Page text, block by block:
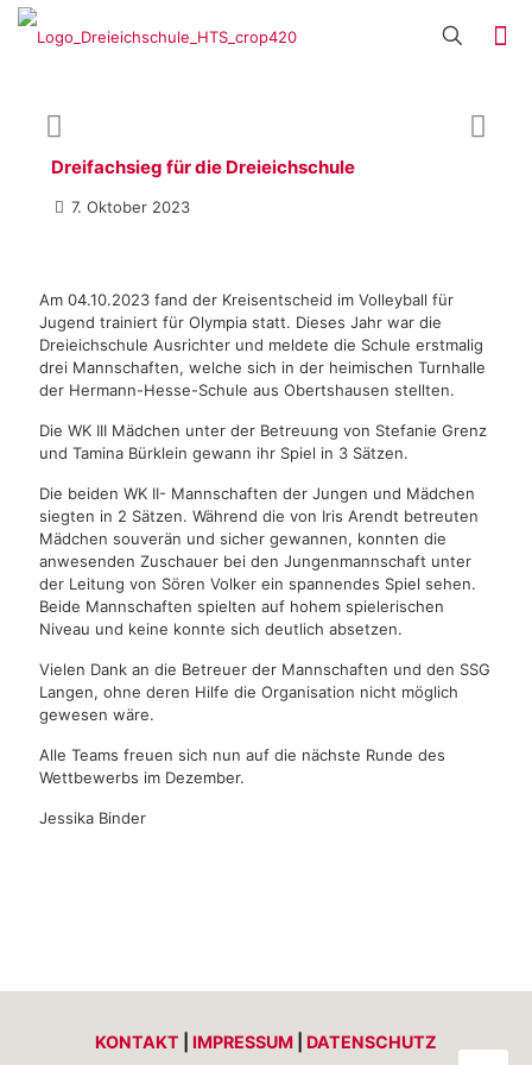
Dreifachsieg für die Dreieichschule
7. Oktober 2023
Am 04.10.2023 fand der Kreisentscheid im Volleyball für
Jugend trainiert für Olympia statt. Dieses Jahr war die
Dreieichschule Ausrichter und meldete die Schule erstmalig
drei Mannschaften, welche sich in der heimischen Turnhalle
der Hermann-Hesse-Schule aus Obertshausen stellten.
Die WK III Mädchen unter der Betreuung von Stefanie Grenz
und Tamina Bürklein gewann ihr Spiel in 3 Sätzen.
Die beiden WK II- Mannschaften der Jungen und Mädchen
siegten in 2 Sätzen. Während die von Iris Arendt betreuten
Mädchen souverän und sicher gewannen, konnten die
anwesenden Zuschauer bei den Jungenmannschaft unter
der Leitung von Sören Volker ein spannendes Spiel sehen.
Beide Mannschaften spielten auf hohem spielerischen
Niveau und keine konnte sich deutlich absetzen.
Vielen Dank an die Betreuer der Mannschaften und den SSG
Langen, ohne deren Hilfe die Organisation nicht möglich
gewesen wäre.
Alle Teams freuen sich nun auf die nächste Runde des
Wettbewerbs im Dezember.
Jessika Binder
KONTAKT IMPRESSUM DATENSCHUTZ